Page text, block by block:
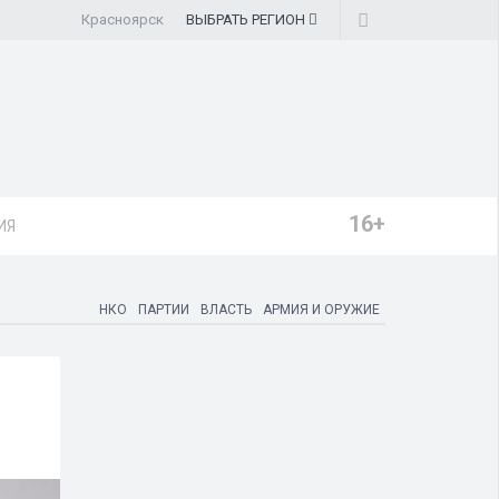
Красноярск ВЫБРАТЬ РЕГИОН
16+
НКО ПАРТИИ ВЛАСТЬ АРМИЯ И ОРУЖИЕ